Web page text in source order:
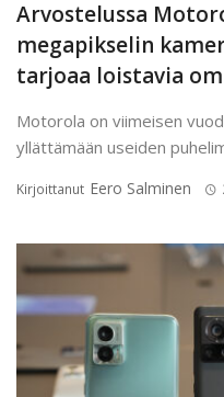
Arvostelussa
megapikselin
tarjoaa loistavia
Motorola on viimeisen
yllättämään useiden
Kirjoittanut Eero Salminen